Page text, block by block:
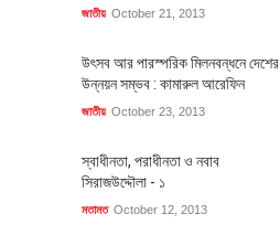
জাতীয় October 21, 2013
উৎসব আর পারস্পরিক মিলনবন্ধনে দেশের
উন্নয়ন সম্ভব : কামারুল আরেফিন
জাতীয় October 23, 2013
স্বাধীনতা, পরাধীনতা ও নবাব
সিরাজউদ্দৌলা - ১
মতামত October 12, 2013